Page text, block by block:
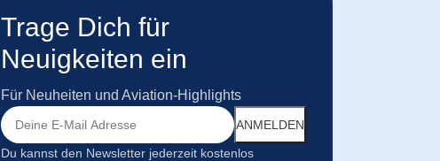
Trage Dich für
Neuigkeiten ein
Für Neuheiten und Aviation-Highlights
Du kannst den Newsletter jederzeit kostenlos